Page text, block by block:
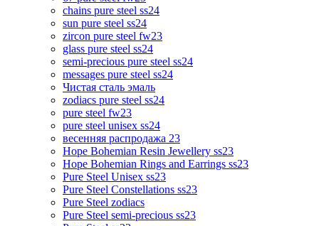
chains pure steel ss24
sun pure steel ss24
zircon pure steel fw23
glass pure steel ss24
semi-precious pure steel ss24
messages pure steel ss24
Чистая сталь эмаль
zodiacs pure steel ss24
pure steel fw23
pure steel unisex ss24
весенняя распродажа 23
Hope Bohemian Resin Jewellery ss23
Hope Bohemian Rings and Earrings ss23
Pure Steel Unisex ss23
Pure Steel Constellations ss23
Pure Steel zodiacs
Pure Steel semi-precious ss23